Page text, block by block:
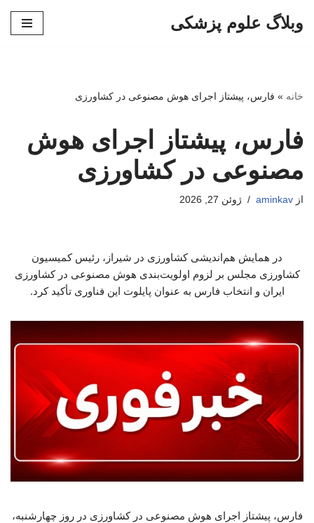
وبلاگ علوم پزشکی
خانه » فارس، پیشتاز اجرای هوش مصنوعی در کشاورزی
فارس، پیشتاز اجرای هوش
مصنوعی در کشاورزی
از aminkav ژوئن 27, 2026
در همایش هم‌اندیشی کشاورزی در شیراز، رئیس کمیسیون
کشاورزی مجلس بر لزوم اولویت‌بندی هوش مصنوعی در کشاورزی
ایران و انتخاب فارس به عنوان پایلوت این فناوری تأکید کرد.
فارس، پیشتاز اجرای هوش مصنوعی در کشاورزی در روز چهارشنبه،